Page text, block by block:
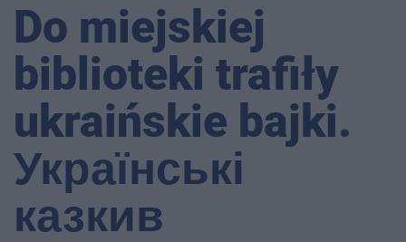
Do miejskiej
biblioteki trafiły
ukraińskie bajki.
Українські
казкив